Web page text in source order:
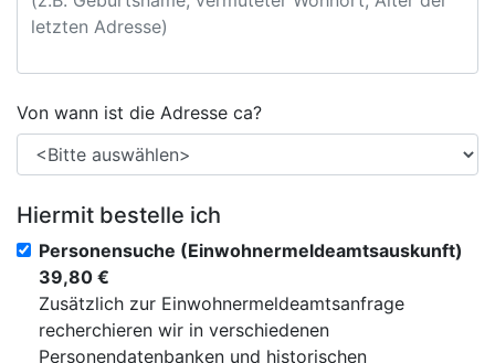
Von wann ist die Adresse ca?
Hiermit bestelle ich
Personensuche (Einwohnermeldeamtsauskunft)
39,80 €
Zusätzlich zur Einwohnermeldeamtsanfrage
recherchieren wir in verschiedenen
Personendatenbanken und historischen